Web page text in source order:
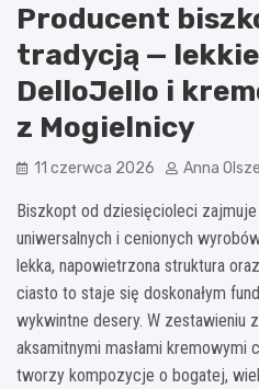
Producent
tradycją —
DelloJello i
z Mogielnicy
11 czerwca 2026 Anna
Biszkopt od dziesięcioleci
uniwersalnych i cenionych
lekka, napowietrzona struktura
ciasto to staje się doskonałym
wykwintne desery. W zestawieniu
aksamitnymi masłami
tworzy kompozycje o bogatej,